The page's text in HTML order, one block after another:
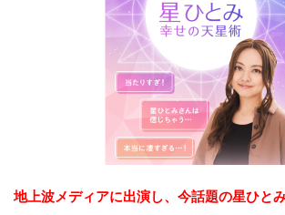
地上波メディアに出演し、今話題の星ひと